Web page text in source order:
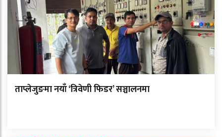
ताप्लेजुङमा नयाँ ‘त्रिवेणी फिडर’ सञ्चालनमा